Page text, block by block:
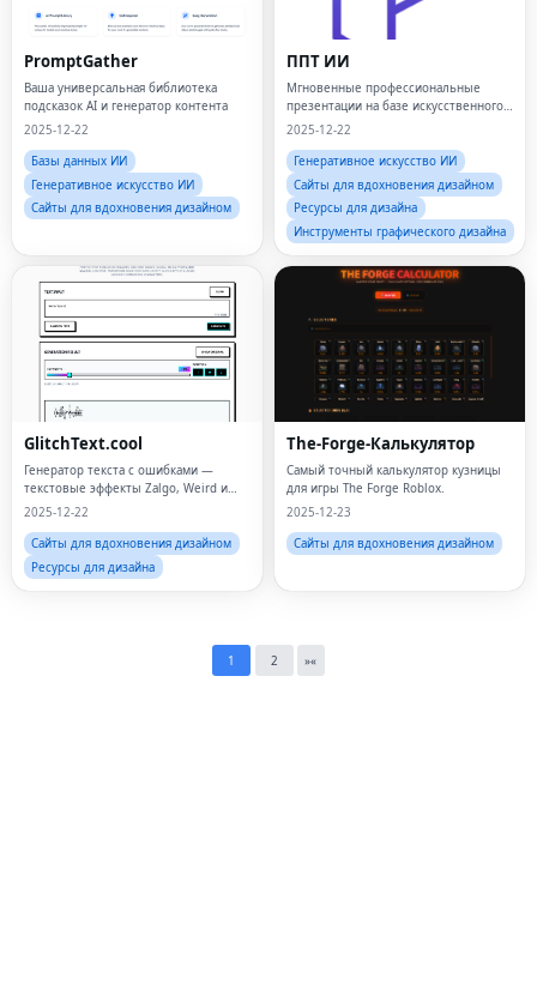
PromptGather
Ваша универсальная библиотека
подсказок AI и генератор контента
2025-12-22
Базы данных ИИ
Генеративное искусство ИИ
Сайты для вдохновения дизайном
ППТ ИИ
Мгновенные профессиональные
презентации на базе искусственного
интеллекта.Идеи для колод за
2025-12-22
Генеративное искусство ИИ
Сайты для вдохновения дизайном
Ресурсы для дизайна
Инструменты графического дизайна
GlitchText.cool
Генератор текста с ошибками —
текстовые эффекты Zalgo, Weird и
Unicode
2025-12-22
Сайты для вдохновения дизайном
Ресурсы для дизайна
The-Forge-Калькулятор
Самый точный калькулятор кузницы
для игры The Forge Roblox.
2025-12-23
Сайты для вдохновения дизайном
1 2 »«